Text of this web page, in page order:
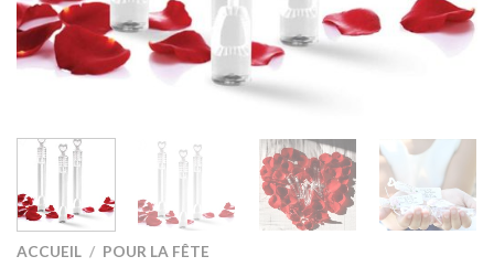
ACCUEIL / POUR LA FÊTE